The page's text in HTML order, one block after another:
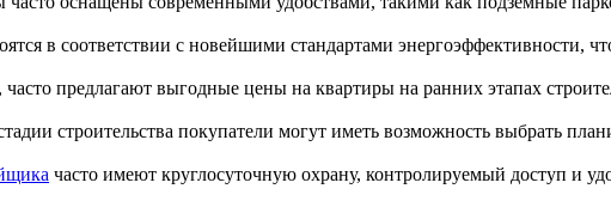
в соответствии с новейшими стандартами
, часто предлагают выгодные цены на квартиры на ранних этапах
строительства покупатели могут иметь возможность выбрать
часто имеют круглосуточную охрану, контролируемый доступ и